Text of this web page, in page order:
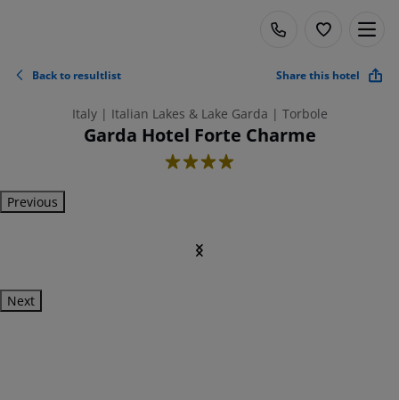
Back to resultlist Share this hotel
Italy | Italian Lakes & Lake Garda | Torbole
Garda Hotel Forte Charme
4
Previous
Next